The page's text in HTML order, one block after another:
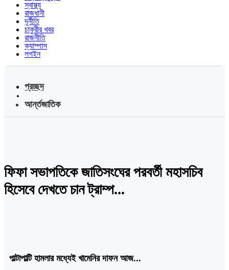
স্বাস্থ্য
রাজধানী
দূর্নীতি
চাকুরীর খবর
রাজনীতি
ক্যাম্পাস
লগইন
প্রচ্ছদ
আর্ন্তজাতিক
ফিফা সভাপতিকে জাতিসংঘের পরবর্তী মহাসচিব
হিসেবে দেখতে চান ট্রাম্প...
পাল্টাপাল্টি হামলার মধ্যেই খামেনির দাফন আজ...